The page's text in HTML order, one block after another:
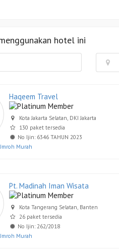
hotel ini
Haqeem Travel
Kota Jakarta Selatan, DKI Jakarta
130 paket tersedia
No Ijin: 6346 TAHUN 2023
Murah
Pt. Madinah Iman Wisata
Kota Tangerang Selatan, Banten
26 paket tersedia
No Ijin: 262/2018
Murah